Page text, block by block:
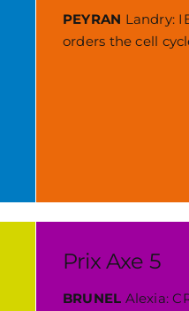
PEYRAN Landry:
orders the cell
Prix Axe 5
BRUNEL Alexia: